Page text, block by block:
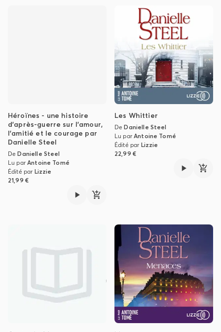
Héroïnes - une histoire
d'après-guerre sur l'amour,
l'amitié et le courage par
Danielle Steel
DeDanielle Steel
Lu parAntoine Tomé
Édité par Lizzie
21,99 €
Les Whittier
DeDanielle Steel
Lu parAntoine Tomé
Édité par Lizzie
22,99 €